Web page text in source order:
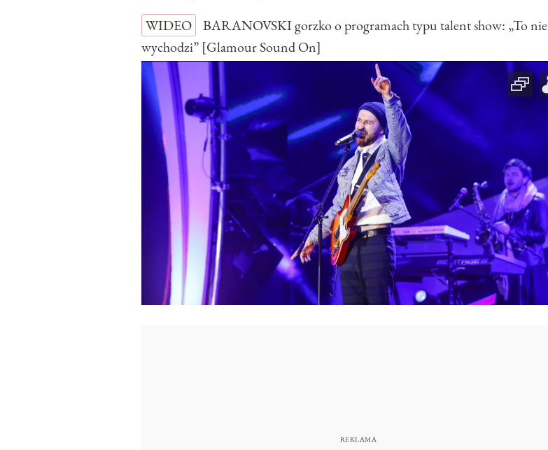
WIDEO
BARANOVSKI gorzko o programach typu talent show: „To nie
wychodzi” [Glamour Sound On]